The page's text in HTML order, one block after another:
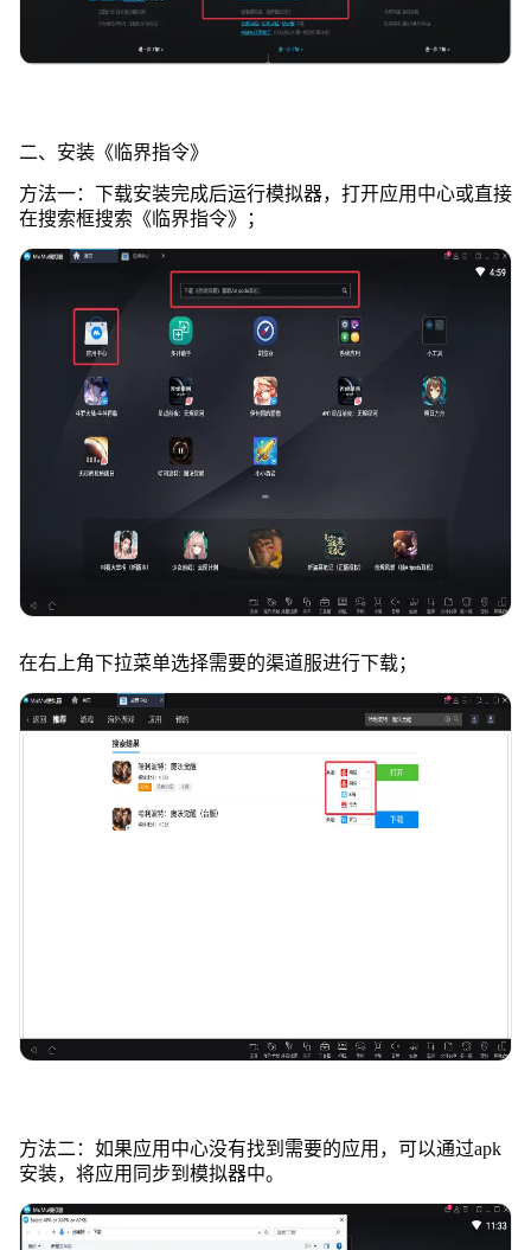
二、安装《临界指令》
方法一：下载安装完成后运行模拟器，打开应用中心或直接
在搜索框搜索《临界指令》；
在右上角下拉菜单选择需要的渠道服进行下载；
方法二：如果应用中心没有找到需要的应用，可以通过apk
安装，将应用同步到模拟器中。